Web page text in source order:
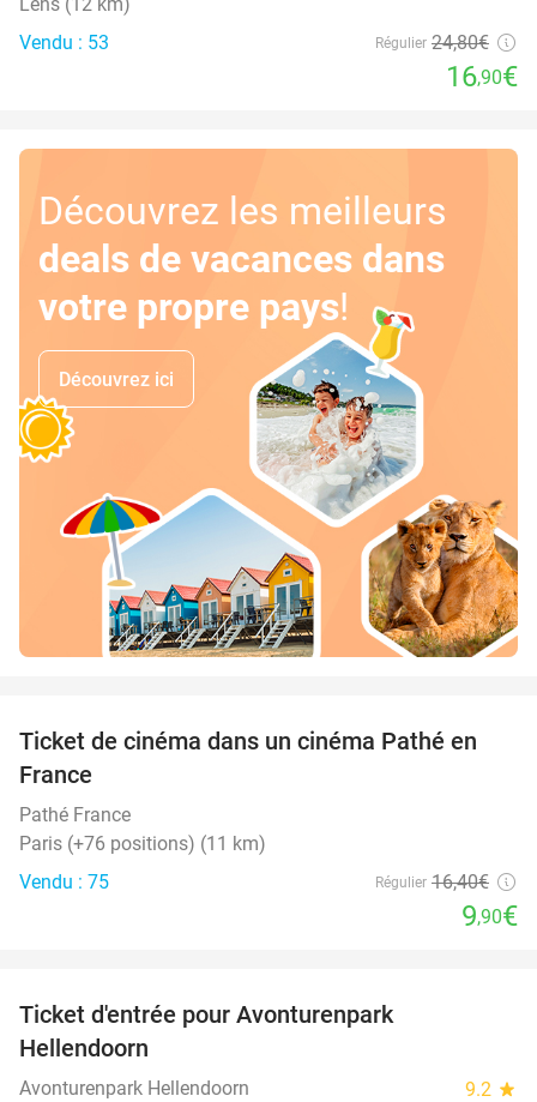
Vendu : 53
Régulier 24,80€
16,90€
Découvrez les meilleurs
deals de vacances dans
votre propre pays!
Découvrez ici
40%
Ticket de cinéma dans un cinéma Pathé en
France
Pathé France
Paris (+76 positions) (11 km)
Vendu : 75
Régulier 16,40€
9,90€
Ticket d'entrée pour Avonturenpark
Hellendoorn
Avonturenpark Hellendoorn 9.2 star